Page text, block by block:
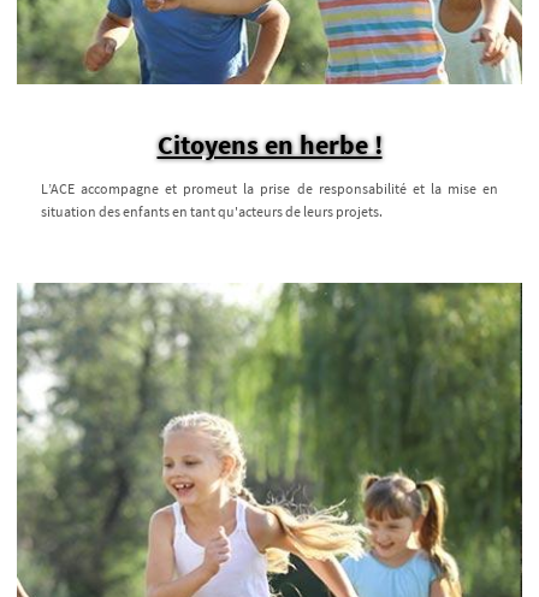
Citoyens en herbe !
L’ACE accompagne et promeut la prise de responsabilité et la mise en
situation des enfants en tant qu'acteurs de leurs projets.